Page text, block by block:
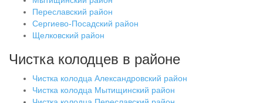
Переславский район
Сергиево-Посадский район
Щелковский район
Чистка колодцев в районе
Чистка колодца Александровский район
Чистка колодца Мытищинский район